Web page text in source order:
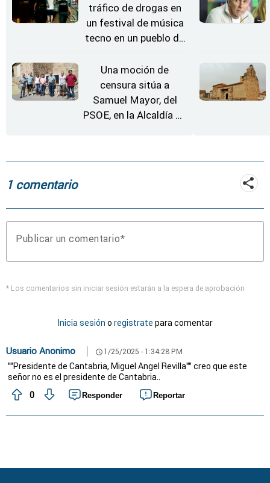
tráfico de drogas en
un festival de música
tecno en un pueblo de
Una moción de
censura sitúa a
Samuel Mayor, del
PSOE, en la Alcaldía de
1 comentario
Publicar un comentario
* Los comentarios sin iniciar sesión estarán a la espera de aprobación
Inicia sesión o registrate para comentar
Usuario Anonimo schedule 1/25/2025 - 1:34:28 PM
""Presidente de Cantabria, Miguel Angel Revilla"" creo que este
señor no es el presidente de Cantabria..
0
Responder Reportar